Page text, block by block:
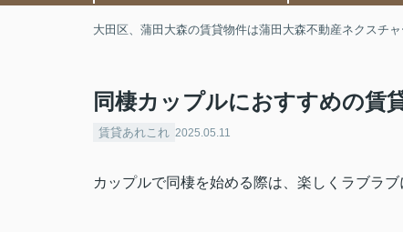
大田区、蒲田大森の賃貸物件は蒲田大森不動産ネクスチャ
同棲カップルにおすすめの賃
賃貸あれこれ 2025.05.11
カップルで同棲を始める際は、楽しくラブラブ